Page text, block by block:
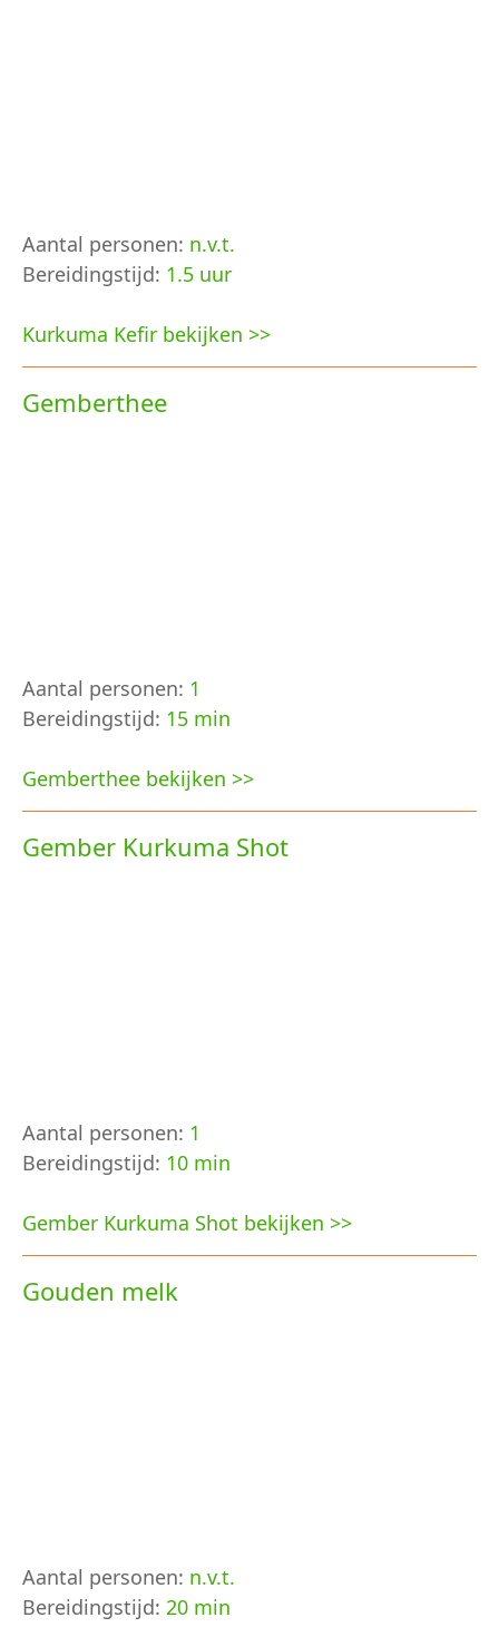
Aantal personen: n.v.t.
Bereidingstijd: 1.5 uur
Kurkuma Kefir bekijken >>
Gemberthee
Aantal personen: 1
Bereidingstijd: 15 min
Gemberthee bekijken >>
Gember Kurkuma Shot
Aantal personen: 1
Bereidingstijd: 10 min
Gember Kurkuma Shot bekijken >>
Gouden melk
Aantal personen: n.v.t.
Bereidingstijd: 20 min